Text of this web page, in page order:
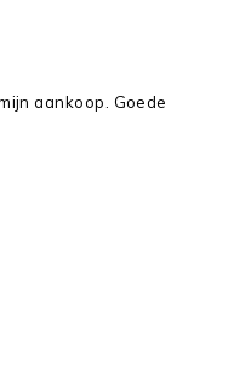
aankoop. Goede